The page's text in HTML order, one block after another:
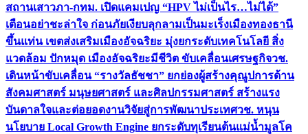
สถานเสาวภา-กทม. เปิดแคมเปญ “HPV ไม่เป็นไร…ไม่ได้”
เตือนอย่าชะล่าใจ ก่อนภัยเงียบลุกลามเป็นมะเร็งเมืองทองธานี
ขึ้นแท่น เขตส่งเสริมเมืองอัจฉริยะ มุ่งยกระดับเทคโนโลยี สิ่ง
แวดล้อม ปักหมุด เมืองอัจฉริยะมีชีวิต ขับเคลื่อนเศรษฐกิจวช.
เดินหน้าขับเคลื่อน “รางวัลธัชชา” ยกย่องผู้สร้างคุณูปการด้าน
สังคมศาสตร์ มนุษยศาสตร์ และศิลปกรรมศาสตร์ สร้างแรง
บันดาลใจและต่อยอดงานวิจัยสู่การพัฒนาประเทศวช. หนุน
นโยบาย Local Growth Engine ยกระดับทุเรียนต้นแม่น้ำมูลโค